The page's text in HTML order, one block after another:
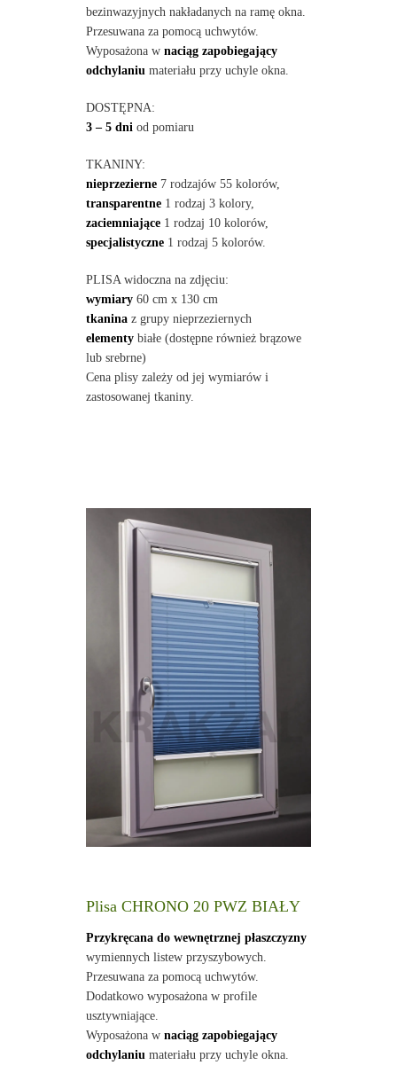
bezinwazyjnych nakładanych na ramę okna.
Przesuwana za pomocą uchwytów.
Wyposażona w naciąg zapobiegający
odchylaniu materiału przy uchyle okna.
DOSTĘPNA:
3 – 5 dni od pomiaru
TKANINY:
nieprzezierne7 rodzajów 55 kolorów,
transparentne1 rodzaj 3 kolory,
zaciemniające1 rodzaj 10 kolorów,
specjalistyczne1 rodzaj 5 kolorów.
PLISA widoczna na zdjęciu:
wymiary60 cm x 130 cm
tkaninaz grupy nieprzeziernych
elementybiałe (dostępne również brązowe
lub srebrne)
Cena plisy zależy od jej wymiarów i
zastosowanej tkaniny.
Plisa CHRONO 20 PWZ BIAŁY
Przykręcana do wewnętrznej płaszczyzny
wymiennych listew przyszybowych.
Przesuwana za pomocą uchwytów.
Dodatkowo wyposażona w profile
usztywniające.
Wyposażona w naciąg zapobiegający
odchylaniu materiału przy uchyle okna.